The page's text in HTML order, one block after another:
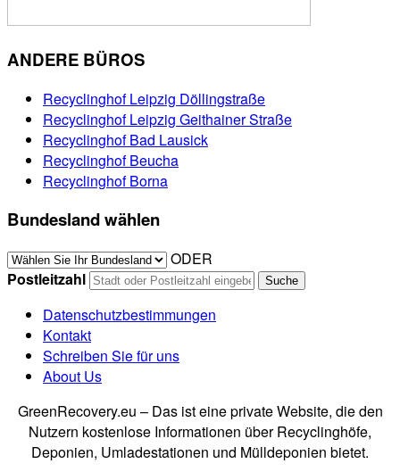
ANDERE BÜROS
Recyclinghof Leipzig Döllingstraße
Recyclinghof Leipzig Geithainer Straße
Recyclinghof Bad Lausick
Recyclinghof Beucha
Recyclinghof Borna
Bundesland wählen
ODER
Postleitzahl
Datenschutzbestimmungen
Kontakt
Schreiben Sie für uns
About Us
GreenRecovery.eu – Das ist eine private Website, die den
Nutzern kostenlose Informationen über Recyclinghöfe,
Deponien, Umladestationen und Mülldeponien bietet.